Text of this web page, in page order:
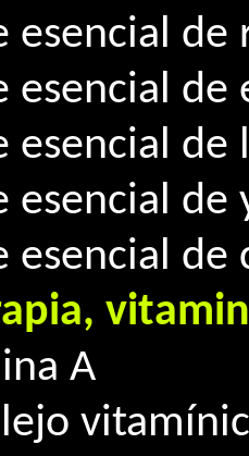
esencial de
esencial de
esencial de
esencial de
esencial de
A